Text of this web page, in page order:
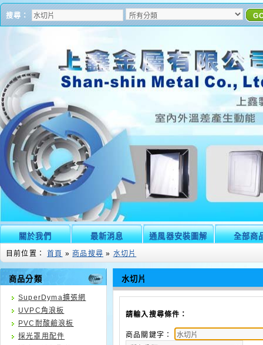
搜尋：
關於我們 最新消息 通風器安裝圖解 全部商
目前位置： 首頁 » 商品搜尋 » 水切片
商品分類
SuperDyma擴張網
UVPC角浪板
PVC耐酸鹼浪板
採光罩用配件
水切片
請輸入搜尋條件：
商品關鍵字：